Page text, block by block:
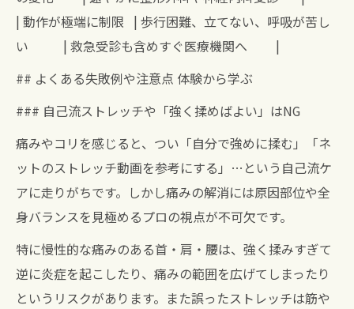
| 動作が極端に制限 | 歩行困難、立てない、呼吸が苦し
い | 救急受診も含めすぐ医療機関へ |
## よくある失敗例や注意点 体験から学ぶ
### 自己流ストレッチや「強く揉めばよい」はNG
痛みやコリを感じると、つい「自分で強めに揉む」「ネ
ットのストレッチ動画を参考にする」…という自己流ケ
アに走りがちです。しかし痛みの解消には原因部位や全
身バランスを見極めるプロの視点が不可欠です。
特に慢性的な痛みのある首・肩・腰は、強く揉みすぎて
逆に炎症を起こしたり、痛みの範囲を広げてしまったり
というリスクがあります。また誤ったストレッチは筋や